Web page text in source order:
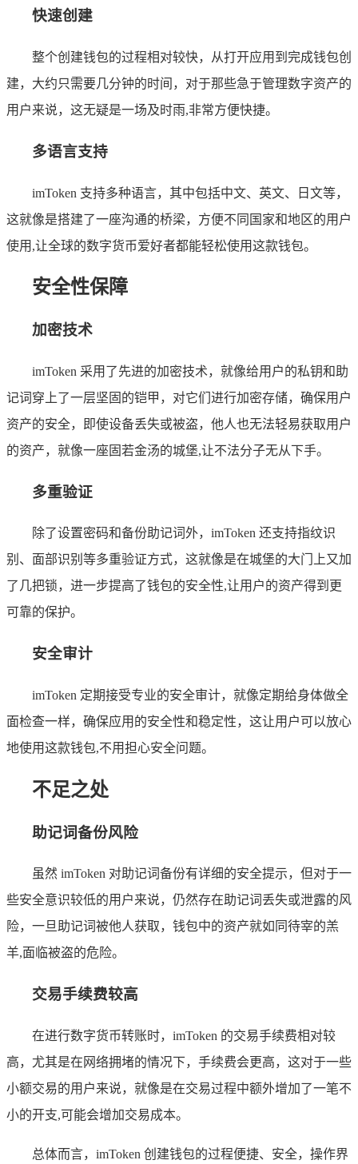
快速创建
整个创建钱包的过程相对较快，从打开应用到完成钱包创
建，大约只需要几分钟的时间，对于那些急于管理数字资产的
用户来说，这无疑是一场及时雨,非常方便快捷。
多语言支持
imToken 支持多种语言，其中包括中文、英文、日文等，
这就像是搭建了一座沟通的桥梁，方便不同国家和地区的用户
使用,让全球的数字货币爱好者都能轻松使用这款钱包。
安全性保障
加密技术
imToken 采用了先进的加密技术，就像给用户的私钥和助
记词穿上了一层坚固的铠甲，对它们进行加密存储，确保用户
资产的安全，即使设备丢失或被盗，他人也无法轻易获取用户
的资产，就像一座固若金汤的城堡,让不法分子无从下手。
多重验证
除了设置密码和备份助记词外，imToken 还支持指纹识
别、面部识别等多重验证方式，这就像是在城堡的大门上又加
了几把锁，进一步提高了钱包的安全性,让用户的资产得到更
可靠的保护。
安全审计
imToken 定期接受专业的安全审计，就像定期给身体做全
面检查一样，确保应用的安全性和稳定性，这让用户可以放心
地使用这款钱包,不用担心安全问题。
不足之处
助记词备份风险
虽然 imToken 对助记词备份有详细的安全提示，但对于一
些安全意识较低的用户来说，仍然存在助记词丢失或泄露的风
险，一旦助记词被他人获取，钱包中的资产就如同待宰的羔
羊,面临被盗的危险。
交易手续费较高
在进行数字货币转账时，imToken 的交易手续费相对较
高，尤其是在网络拥堵的情况下，手续费会更高，这对于一些
小额交易的用户来说，就像是在交易过程中额外增加了一笔不
小的开支,可能会增加交易成本。
总体而言，imToken 创建钱包的过程便捷、安全，操作界